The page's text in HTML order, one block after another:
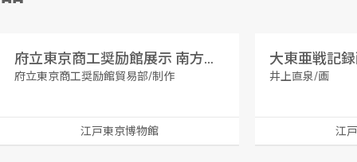
府立東京商工奨励館展示 南方資料要覧
府立東京商工奨励館貿易部/制作
江戸東京博物館
大東亜戦記
井上直泉/画
江